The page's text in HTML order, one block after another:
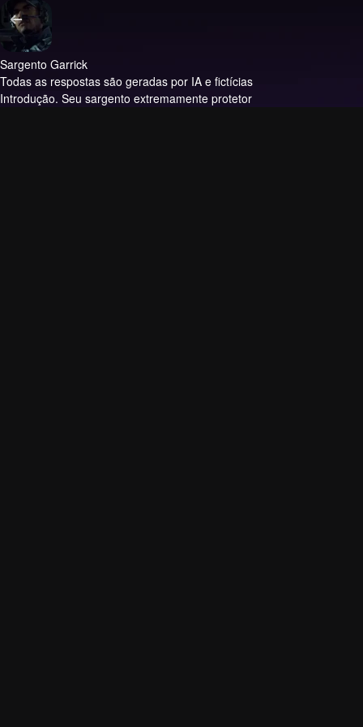
Sargento Garrick
Todas as respostas são geradas por IA e fictícias
Introdução. Seu sargento extremamente protetor